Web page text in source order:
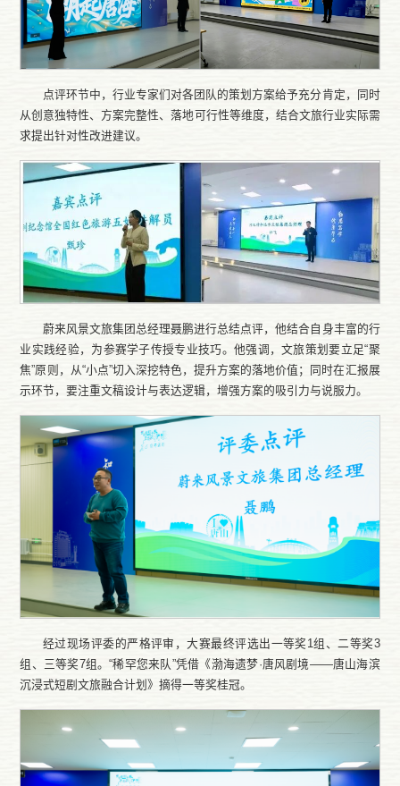
点评环节中，行业专家们对各团队的策划方案给予充分肯定，同时
从创意独特性、方案完整性、落地可行性等维度，结合文旅行业实际需
求提出针对性改进建议。
蔚来风景文旅集团总经理聂鹏进行总结点评，他结合自身丰富的行
业实践经验，为参赛学子传授专业技巧。他强调，文旅策划要立足“聚
焦”原则，从“小点”切入深挖特色，提升方案的落地价值；同时在汇报展
示环节，要注重文稿设计与表达逻辑，增强方案的吸引力与说服力。
经过现场评委的严格评审，大赛最终评选出一等奖1组、二等奖3
组、三等奖7组。“稀罕您来队”凭借《渤海遗梦·唐风剧境——唐山海滨
沉浸式短剧文旅融合计划》摘得一等奖桂冠。